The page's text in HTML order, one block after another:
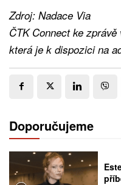
Zdroj: Nadace Via
ČTK Connect ke
která je k dispozici na
Doporučujeme